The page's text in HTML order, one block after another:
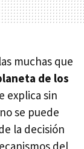
muchas que
de los
explica sin
se puede
la decisión
del